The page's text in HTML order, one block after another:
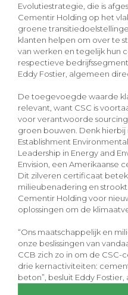
Evolutiestrategie, die is
Cementir Holding op het
groene
klanten helpen om over te
van werken en tegelijk hun
respectieve
Eddy Fostier, algemeen
De toegevoegde waarde
relevant, want CSC is
voor verantwoorde
groen bouwen. Denk hierbij
Establishment
Leadership in Energy and
Envision, een Amerikaanse
Dit zilveren certificaat
milieubenadering en
Cementir Holding voor
oplossingen om de
“Ons maatschappelijk en
onze beslissingen van
CCB zich zo in om de
drie kernactiviteiten:
beton”, besluit Eddy